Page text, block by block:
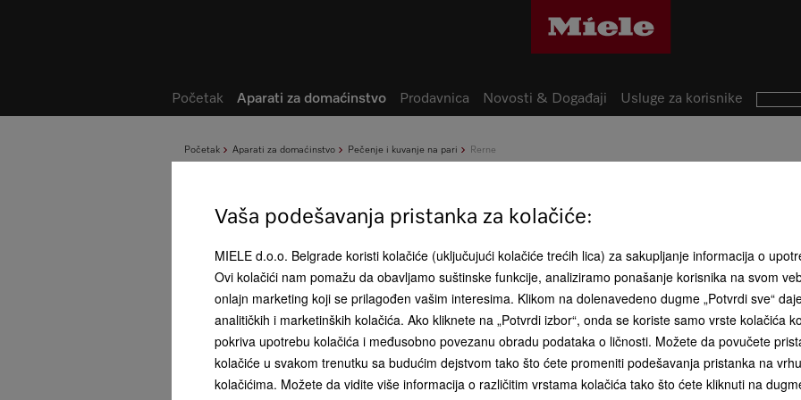
Početak Aparati za domaćinstvo Pečenje i kuvanje na pari Rerne
Product
RSD
Boja proizvoda: Inoks/
Početak Aparati za domaćinstvo Prodavnica Novosti & Događaji Usluge za korisnike
Vaša podešavanja pristanka za kolačiće:
MIELE d.o.o. Belgrade koristi kolačiće (uključujući kolačiće trećih lica) za sakupljanje informacija o
Ovi kolačići nam pomažu da obavljamo suštinske funkcije, analiziramo ponašanje korisnika na svom
onlajn marketing koji se prilagođen vašim interesima. Klikom na dolenavedeno dugme „Potvrdi sve“
analitičkih i marketinških kolačića. Ako kliknete na „Potvrdi izbor“, onda se koriste samo vrste kolačića
pokriva upotrebu kolačića i međusobno povezanu obradu podataka o ličnosti. Možete da povučete
kolačiće u svakom trenutku sa budućim dejstvom tako što ćete promeniti podešavanja pristanka na
kolačićima. Možete da vidite više informacija o različitim vrstama kolačića tako što ćete kliknuti na